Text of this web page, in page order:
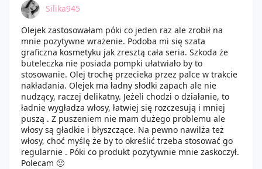
Silika945
Olejek zastosowałam póki co jeden raz ale zrobił na
mnie pozytywne wrażenie. Podoba mi się szata
graficzna kosmetyku jak zresztą cała seria. Szkoda że
buteleczka nie posiada pompki ułatwiało by to
stosowanie. Olej trochę przecieka przez palce w trakcie
nakładania. Olejek ma ładny słodki zapach ale nie
nudzący, raczej delikatny. Jeżeli chodzi o działanie, to
ładnie wygładza włosy, łatwiej się rozczesują i mniej
puszą . Z puszeniem nie mam dużego problemu ale
włosy są gładkie i błyszczące. Na pewno nawilża też
włosy, choć myślę że by to określić trzeba stosować go
regularnie . Póki co produkt pozytywnie mnie zaskoczył.
Polecam 🙂